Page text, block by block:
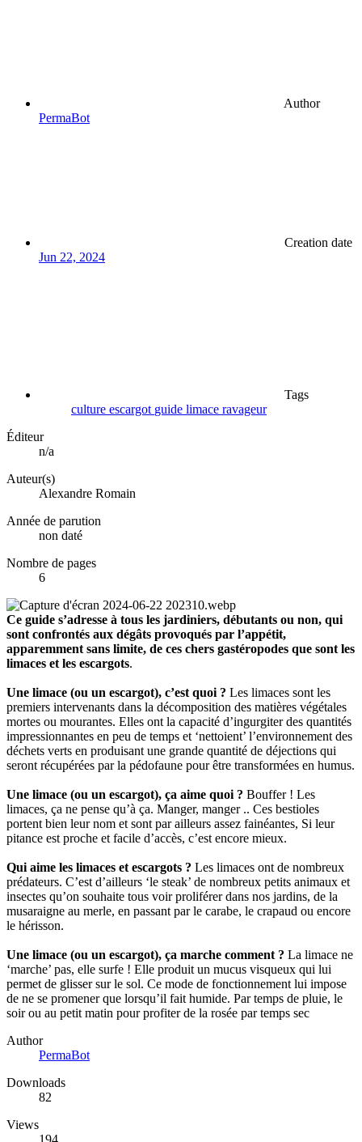
Author
PermaBot
Creation date
Jun 22, 2024
Tags
culture escargot guide limace ravageur
Éditeur
n/a
Auteur(s)
Alexandre Romain
Année de parution
non daté
Nombre de pages
6
Ce guide s’adresse à tous les jardiniers, débutants ou non, qui
sont confrontés aux dégâts provoqués par l’appétit,
apparemment sans limite, de ces chers gastéropodes que sont les
limaces et les escargots.
Une limace (ou un escargot), c’est quoi ? Les limaces sont les
premiers intervenants dans la décomposition des matières végétales
mortes ou mourantes. Elles ont la capacité d’ingurgiter des quantités
impressionnantes en peu de temps et ‘nettoient’ l’environnement des
déchets verts en produisant une grande quantité de déjections qui
seront récupérées par la pédofaune pour être transformées en humus.
Une limace (ou un escargot), ça aime quoi ? Bouffer ! Les
limaces, ça ne pense qu’à ça. Manger, manger .. Ces bestioles
portent bien leur nom et sont par ailleurs assez fainéantes, Si leur
pitance est proche et facile d’accès, c’est encore mieux.
Qui aime les limaces et escargots ? Les limaces ont de nombreux
prédateurs. C’est d’ailleurs ‘le steak’ de nombreux petits animaux et
insectes qu’on souhaite tous voir proliférer dans nos jardins, de la
musaraigne au merle, en passant par le carabe, le crapaud ou encore
le hérisson.
Une limace (ou un escargot), ça marche comment ? La limace ne
‘marche’ pas, elle surfe ! Elle produit un mucus visqueux qui lui
permet de glisser sur le sol. Ce mode de fonctionnement lui impose
de ne se promener que lorsqu’il fait humide. Par temps de pluie, le
soir ou au petit matin pour profiter de la rosée par temps sec
Author
PermaBot
Downloads
82
Views